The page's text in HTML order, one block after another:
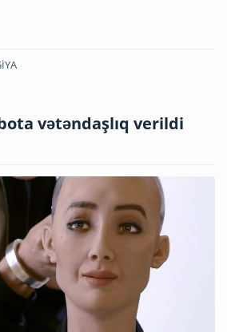
vətəndaşlıq verildi